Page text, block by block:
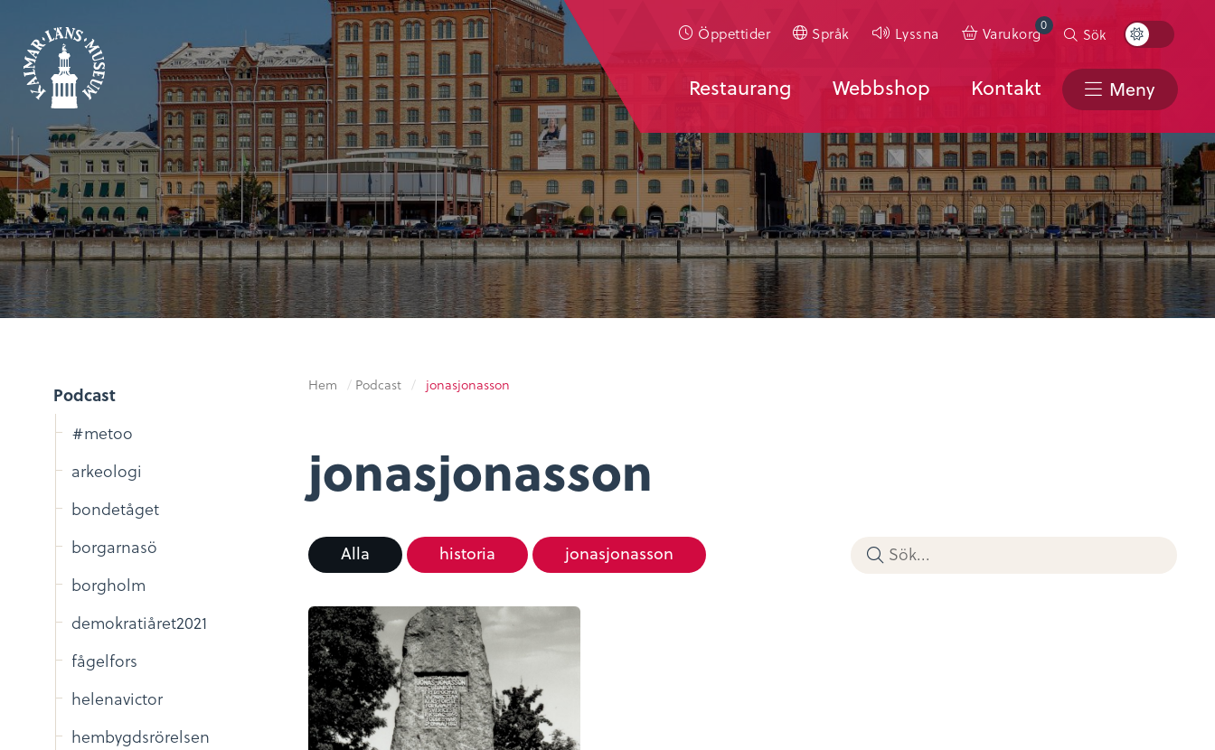
Öppettider Språk Lyssna Varukorg0
Sök
Toggle
Color
Scheme
Restaurang Webbshop Kontakt Meny
Podcast
#metoo
arkeologi
bondetåget
borgarnasö
borgholm
demokratiåret2021
fågelfors
helenavictor
hembygdsrörelsen
Hem / Podcast / jonasjonasson
jonasjonasson
Alla historia jonasjonasson